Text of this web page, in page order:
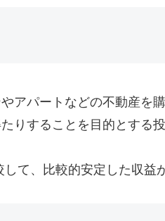
アパートなどの不動産を
りすることを目的とする投
て、比較的安定した収益